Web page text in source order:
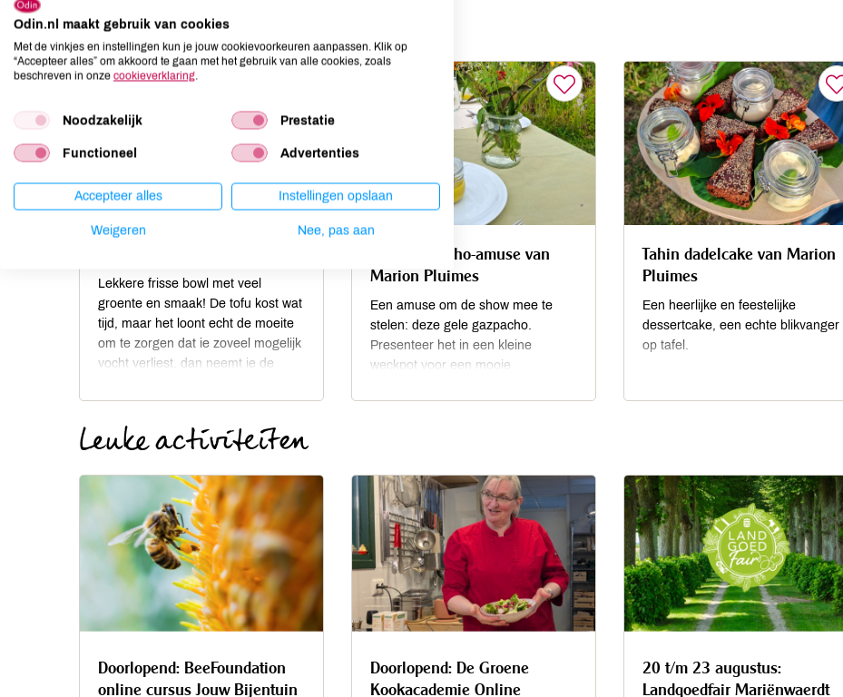
door patenten steeds meer macht
over de voedselketen, ook over
biologisch voedsel. Nu ook
genetische manipulatie wordt
toegestaan, bouwt Odin samen
met boeren en anderen aan een
onafhankelijke biologische
zaadvaste veredeling.
Lekkere recepten
Lekkere frisse bowl met veel
groente en smaak! De tofu kost wat
tijd, maar het loont echt de moeite
om te zorgen dat ie zoveel mogelijk
vocht verliest, dan neemt ie de
krokant. Dus zet het 's ochtends
even weg, omwikkeld met
keukenpapier of een theedoek
Gele gazpacho-amuse van
Marion Pluimes
Een amuse om de show mee te
stelen: deze gele gazpacho.
Presenteer het in een kleine
weckpot voor een mooie
Tahin dadelcake van Marion
Pluimes
Een heerlijke en feestelijke
dessertcake, een echte blikvanger
op tafel.
Leuke activiteiten
Doorlopend: BeeFoundation
online cursus Jouw Bijentuin
Doorlopend: De Groene
Kookacademie Online
20 t/m 23 augustus:
Landgoedfair Mariënwaerdt
Odin.nl maakt gebruik van cookies
Met de vinkjes en instellingen kun je jouw cookievoorkeuren aanpassen. Klik op
“Accepteer alles” om akkoord te gaan met het gebruik van alle cookies, zoals
beschreven in onze cookieverklaring.
Noodzakelijk Prestatie
Functioneel Advertenties
Accepteer alles Instellingen opslaan
Weigeren Nee, pas aan